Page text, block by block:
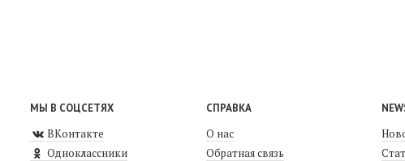
МЫ В СОЦСЕТЯХ
ВКонтакте
Одноклассники
СПРАВКА
О нас
Обратная связь